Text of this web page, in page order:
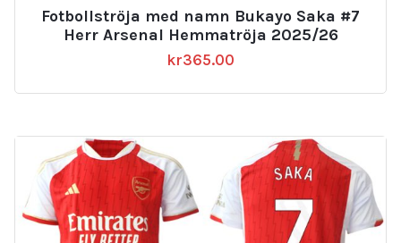
Fotbollströja med namn Bukayo Saka #7
Herr Arsenal Hemmatröja 2025/26
kr365.00